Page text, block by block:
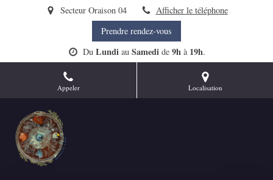
Secteur Oraison 04
Afficher le téléphone
Prendre rendez-vous
Du Lundiau Samedide 9hà 19h.
Appeler Localisation